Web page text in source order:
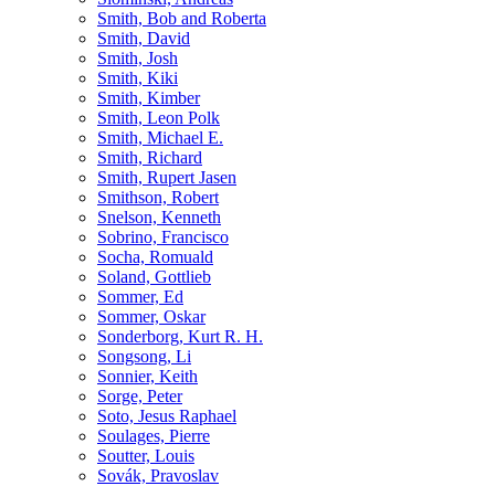
Smith, Bob and Roberta
Smith, David
Smith, Josh
Smith, Kiki
Smith, Kimber
Smith, Leon Polk
Smith, Michael E.
Smith, Richard
Smith, Rupert Jasen
Smithson, Robert
Snelson, Kenneth
Sobrino, Francisco
Socha, Romuald
Soland, Gottlieb
Sommer, Ed
Sommer, Oskar
Sonderborg, Kurt R. H.
Songsong, Li
Sonnier, Keith
Sorge, Peter
Soto, Jesus Raphael
Soulages, Pierre
Soutter, Louis
Sovák, Pravoslav